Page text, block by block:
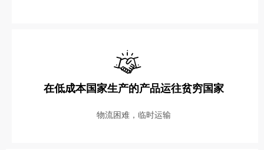
在低成本国家生产的产品运往贫穷国家
物流困难，临时运输